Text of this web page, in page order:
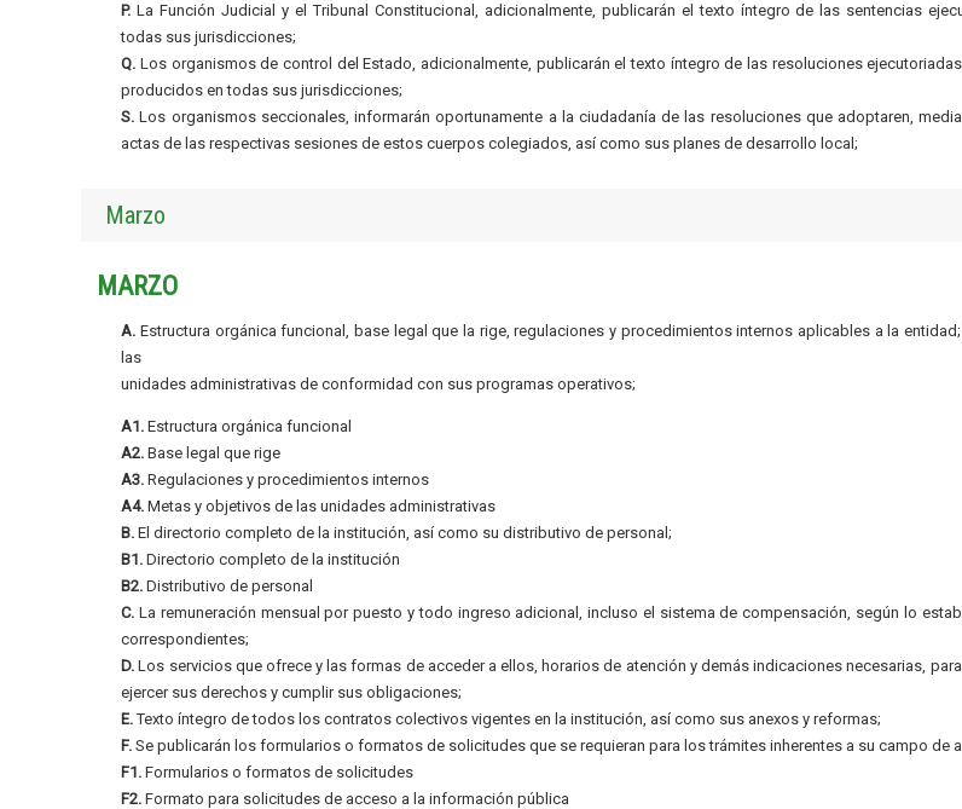
P. La Función Judicial y el Tribunal Constitucional, adicionalmente, publicarán el texto íntegro de las sentencias
todas sus jurisdicciones;
Q. Los organismos de control del Estado, adicionalmente, publicarán el texto íntegro de las resoluciones
producidos en todas sus jurisdicciones;
S. Los organismos seccionales, informarán oportunamente a la ciudadanía de las resoluciones que adoptaren,
actas de las respectivas sesiones de estos cuerpos colegiados, así como sus planes de desarrollo local;
Marzo
MARZO
A. Estructura orgánica funcional, base legal que la rige, regulaciones y procedimientos internos aplicables a la
las
unidades administrativas de conformidad con sus programas operativos;
A1. Estructura orgánica funcional
A2. Base legal que rige
A3. Regulaciones y procedimientos internos
A4. Metas y objetivos de las unidades administrativas
B. El directorio completo de la institución, así como su distributivo de personal;
B1. Directorio completo de la institución
B2. Distributivo de personal
C. La remuneración mensual por puesto y todo ingreso adicional, incluso el sistema de compensación, según lo
correspondientes;
D. Los servicios que ofrece y las formas de acceder a ellos, horarios de atención y demás indicaciones necesarias,
ejercer sus derechos y cumplir sus obligaciones;
E.Texto íntegro de todos los contratos colectivos vigentes en la institución, así como sus anexos y reformas;
F. Se publicarán los formularios o formatos de solicitudes que se requieran para los trámites inherentes a su campo de
F1. Formularios o formatos de solicitudes
F2. Formato para solicitudes de acceso a la información pública